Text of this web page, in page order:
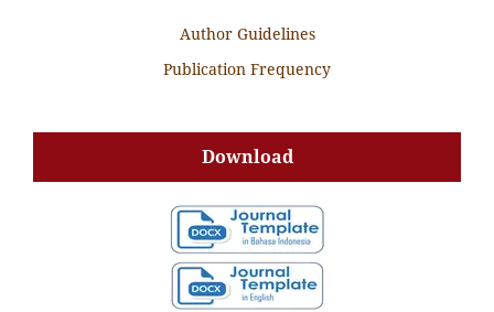
Author Guidelines
Publication Frequency
Download